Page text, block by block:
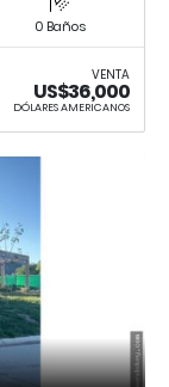
0 Baños
VENTA
US$36,000
DÓLARES AMERICANOS